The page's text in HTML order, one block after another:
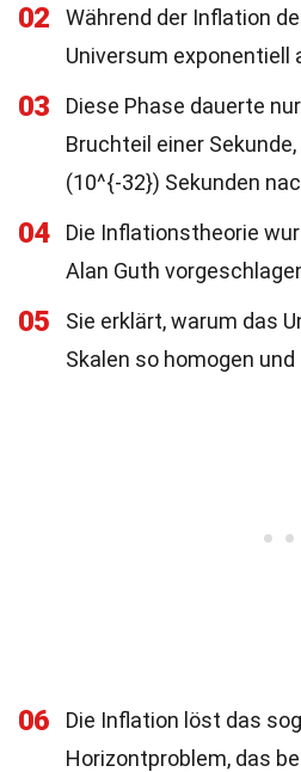
02
Während der Inflation
Universum exponentiell
03
Diese Phase dauerte
Bruchteil einer
(10^{-32}) Sekunden
04
Die Inflationstheorie
Alan Guth
05
Sie erklärt, warum das
Skalen so homogen
06
Die Inflation löst das
Horizontproblem, das